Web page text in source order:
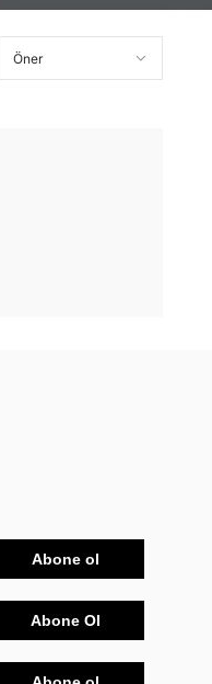
Abone ol
Abone Ol